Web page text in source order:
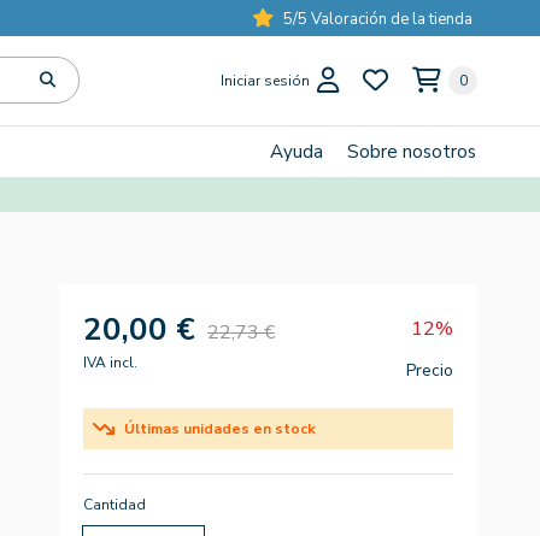
5/5 Valoración de la tienda
Iniciar sesión 0
Ayuda Sobre nosotros
20,00 € 22,73 € 12%
IVA incl. Precio
Últimas unidades en stock
Cantidad